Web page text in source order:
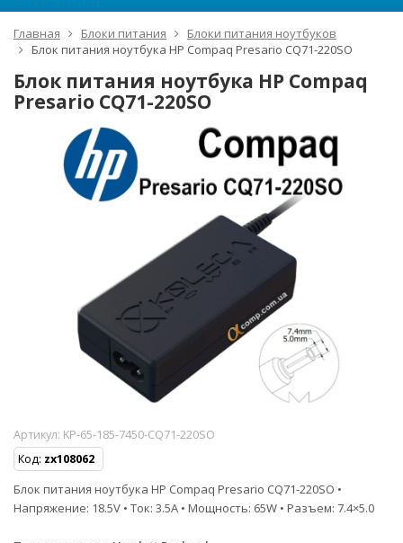
Главная Блоки питания
Блоки питания ноутбуков
Блок питания ноутбука HP Compaq Presario CQ71-220SO
Блок питания ноутбука HP Compaq
Presario CQ71-220SO
Артикул: KP-65-185-7450-CQ71-220SO
Код: zx108062
Блок питания ноутбука HP Compaq Presario CQ71-220SO •
Напряжение: 18.5V • Ток: 3.5A • Мощность: 65W • Разъем: 7.4×5.0